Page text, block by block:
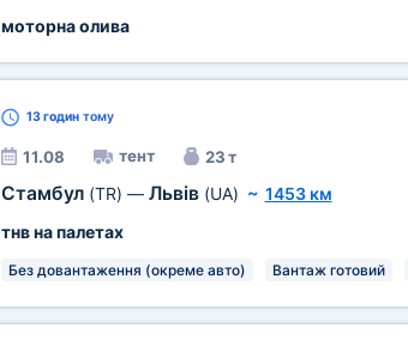
моторна олива
13 годинтому
11.08 тент 23 т
Стамбул (TR) — Львів (UA) ~ 1453 км
тнв на палетах
Без довантаження (окреме авто) Вантаж готовий